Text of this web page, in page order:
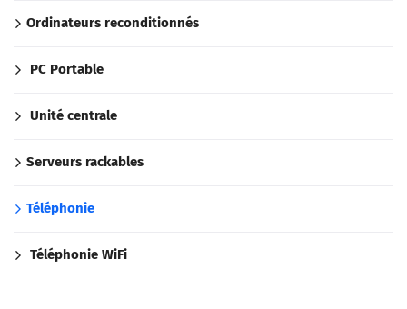
Ordinateurs reconditionnés
PC Portable
Unité centrale
Serveurs rackables
Téléphonie
Téléphonie WiFi